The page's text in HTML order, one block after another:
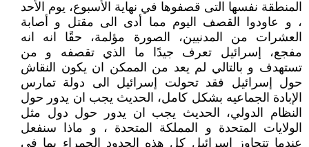
المنطقة نفسها التى قصفوها في نهاية الأسبوع، يوم الأحد
، و عاودوا القصف اليوم مما أدى الى مقتل و أصابة
العشرات من المدنيين، الصورة مؤلمة، حقًا انه انه
مفجع، إسرائيل تعرف جيدًا ما الذي تقصفه و من
تستهدف و بالتالي لم يعد من الممكن ان يكون النقاش
حول إسرائيل فقد تحولت إسرائيل الى دولة تمارس
الإبادة الجماعيه بشكل كامل، الحديث يجب ان يدور حول
النظام الدولي، الحديث يجب ان يدور حول دول مثل
الولايات المتحدة و المملكة المتحدة ، و ماذا سنفعل
عندما تتجاوز إسرائيل كل هذه الحدود الحمراء بما في